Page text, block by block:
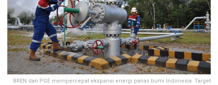
BREN dan PGE mempercepat ekspansi energi panas bumi Indonesia. Target